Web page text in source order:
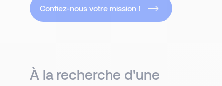
Confiez-nous votre mission !
À la recherche d'une